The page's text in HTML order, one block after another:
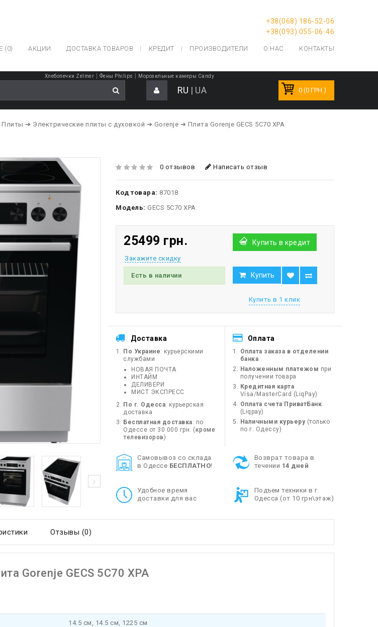
+38(068) 186-52-06
+38(093) 055-06-46
(0) АКЦИИ ДОСТАВКА ТОВАРОВ КРЕДИТ ПРОИЗВОДИТЕЛИ О НАС КОНТАКТЫ
Хлебопечки Zelmer Фены Philips Морозильные камеры Candy
RU | UA 0 (0 ГРН.)
➔ Электрические плиты с духовкой ➔ Gorenje ➔ Плита Gorenje GECS 5C70 XPA
0 отзывов Написать отзыв
Код товара: 87018
Модель: GECS 5C70 XPA
25499 грн.
Закажите скидку
Купить в кредит
Есть в наличии Купить
Купить в 1 клик
Доставка
По Украине: курьерскими
службами
НОВАЯ ПОЧТА
ИНТАЙМ
ДЕЛИВЕРИ
МИСТ ЭКСПРЕСС
По г. Одесса: курьерская
доставка
Бесплатная доставка: по
Одессе от 30 000 грн. (кроме
телевизоров)
Оплата
Оплата заказа в отделении
банка
Наложенным платежом при
получении товара
Кредитная карта
Visa/MasterCard (LiqPay)
Оплата счета ПриватБанк
(Liqpay)
Наличными курьеру(только
по г. Одессу)
Cамовывоз со склада
в Одессе БЕСПЛАТНО!
Возврат товара в
течении 14 дней
Удобное время
доставки для вас
Подъем техники в г.
Одесса (от 10 грн\этаж)
Отзывы (0)
Gorenje GECS 5C70 XPA
14.5 см, 14.5 см, 1225 см